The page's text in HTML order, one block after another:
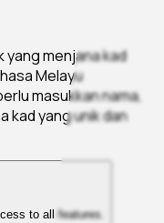
yang menjana kad
Melayu
masukkan nama,
kad yang unik dan
to all features.